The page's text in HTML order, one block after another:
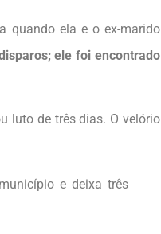
quando ela e o ex-marido
ele foi encontrado
luto de três dias. O velório
e deixa três